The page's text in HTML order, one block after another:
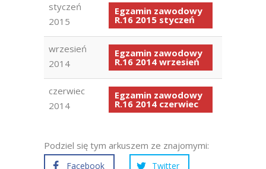
styczeń
2015
Egzamin zawodowy
R.16 2015 styczeń
wrzesień
2014
Egzamin zawodowy
R.16 2014 wrzesień
czerwiec
2014
Egzamin zawodowy
R.16 2014 czerwiec
Podziel się tym arkuszem ze znajomymi:
Facebook Twitter